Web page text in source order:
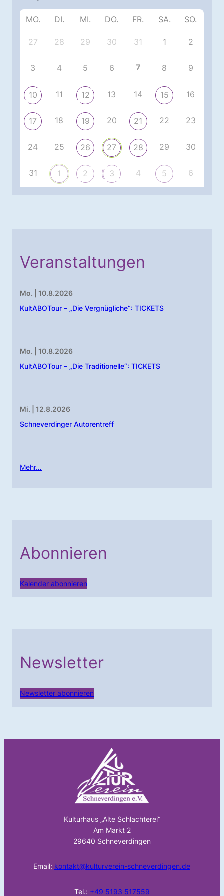
MO. DI. MI. DO. FR. SA. SO.
27 28 29 30 31 1 2
3 4 5 6 7 8 9
10 11 12 13 14 15 16
17 18 19 20 21 22 23
24 25 26 27 28 29 30
31 1 2 3 4 5 6
Veranstaltungen
Mo. | 10.8.2026
KultABOTour – „Die Vergnügliche“: TICKETS
Mo. | 10.8.2026
KultABOTour – „Die Traditionelle“: TICKETS
Mi. | 12.8.2026
Schneverdinger Autorentreff
Mehr…
Abonnieren
Kalender abonnieren
Newsletter
Newsletter abonnieren
Kulturhaus „Alte Schlachterei“
Am Markt 2
29640 Schneverdingen
Email: kontakt@kulturverein-schneverdingen.de
Tel.: +49 5193 517559